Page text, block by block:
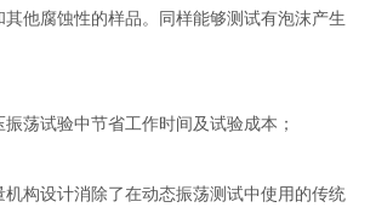
腐蚀性的样品。同样能够测试有泡沫产生
试验中节省工作时间及试验成本；
构设计消除了在动态振荡测试中使用的传统